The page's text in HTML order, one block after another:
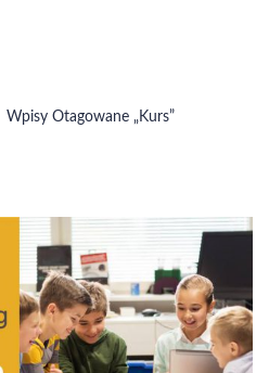
Wpisy Otagowane „kurs”